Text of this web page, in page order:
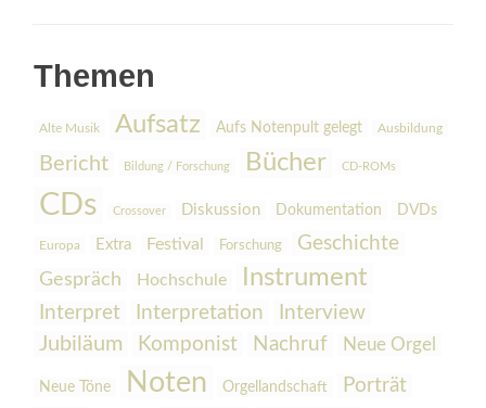
Themen
Alte Musik Aufsatz Aufs Notenpult gelegt Ausbildung
Bericht Bildung / Forschung Bücher CD-ROMs
CDs Crossover Diskussion Dokumentation DVDs
Europa Extra Festival Forschung Geschichte
Gespräch Hochschule Instrument
Interpret Interpretation
Interview
Jubiläum
Komponist Nachruf Neue Orgel
Neue Töne Noten Orgellandschaft Porträt